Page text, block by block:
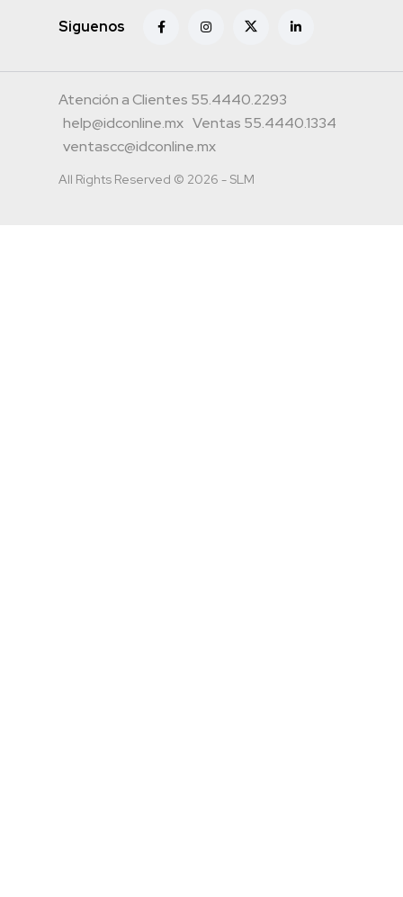
Siguenos
Atención a Clientes 55.4440.2293
help@idconline.mx Ventas 55.4440.1334
ventascc@idconline.mx
All Rights Reserved © 2026 - SLM